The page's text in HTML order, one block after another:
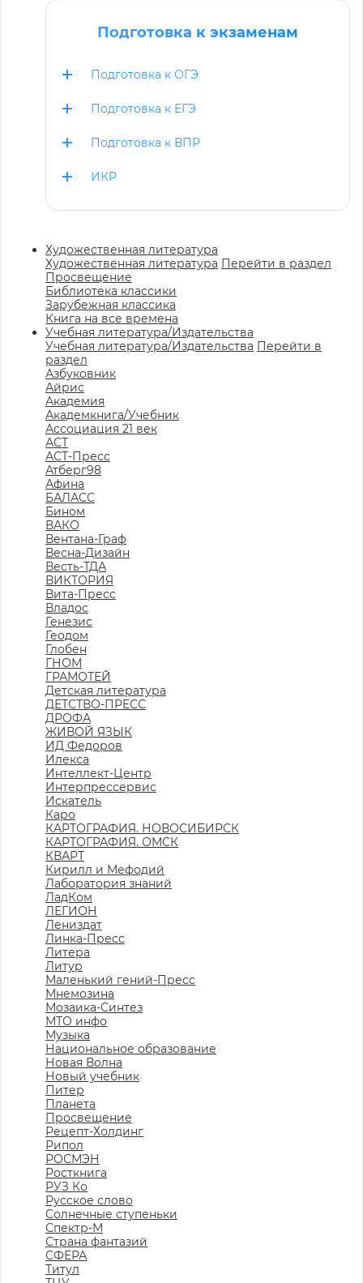
Подготовка к экзаменам
Подготовка к ОГЭ
Подготовка к ЕГЭ
Подготовка к ВПР
ИКР
Художественная литература
Художественная литература Перейти в раздел
Просвещение
Библиотека классики
Зарубежная классика
Книга на все времена
Учебная литература/Издательства
Учебная литература/Издательства Перейти в
раздел
Азбуковник
Айрис
Академия
Академкнига/Учебник
Ассоциация 21 век
АСТ
АСТ-Пресс
Атберг98
Афина
БАЛАСС
Бином
ВАКО
Вентана-Граф
Весна-Дизайн
Весть-ТДА
ВИКТОРИЯ
Вита-Пресс
Владос
Генезис
Геодом
Глобен
ГНОМ
ГРАМОТЕЙ
Детская литература
ДЕТСТВО-ПРЕСС
ДРОФА
ЖИВОЙ ЯЗЫК
ИД Федоров
Илекса
Интеллект-Центр
Интерпрессервис
Искатель
Каро
КАРТОГРАФИЯ. НОВОСИБИРСК
КАРТОГРАФИЯ. ОМСК
КВАРТ
Кирилл и Мефодий
Лаборатория знаний
ЛадКом
ЛЕГИОН
Лениздат
Линка-Пресс
Литера
Литур
Маленький гений-Пресс
Мнемозина
Мозаика-Синтез
МТО инфо
Музыка
Национальное образование
Новая Волна
Новый учебник
Питер
Планета
Просвещение
Рецепт-Холдинг
Рипол
РОСМЭН
Росткнига
РУЗ Ко
Русское слово
Солнечные ступеньки
Спектр-М
Страна фантазий
СФЕРА
Титул